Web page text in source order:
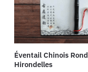
Éventail Chinois Rond
Hirondelles